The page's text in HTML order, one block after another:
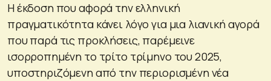
Η έκδοση που αφορά την ελληνική
πραγματικότητα κάνει λόγο για μια λιανική αγορά
που παρά τις προκλήσεις, παρέμεινε
ισορροπημένη το τρίτο τρίμηνο του 2025,
υποστηριζόμενη από την περιορισμένη νέα